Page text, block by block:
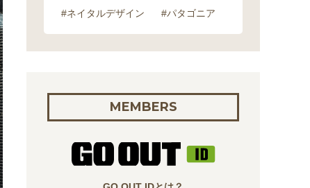
#ネイタルデザイン
#パタゴニア
MEMBERS